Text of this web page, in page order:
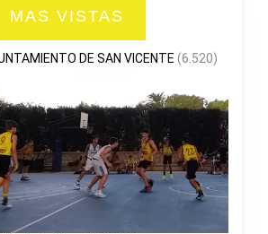
MAS VISTAS
DE SAN VICENTE (6.520)